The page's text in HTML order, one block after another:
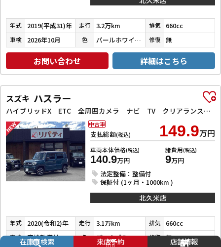
年式 2019(平成31)年 走行 3.2万km 排気 660cc
車検 2026年10月 色 パールホワイトⅢ 修復 無
お問い合わせ 詳細はこちら
スズキ ハスラー
ハイブリッドX ETC 全周囲カメラ ナビ TV クリアランスソナー レーンアシスト 衝突被害軽減システム オートライト スマートキー アイドリングストップ 電動格納ミラー シートヒーター 後席モニター CVT
支払総額(税込) 149.9万円
車両本体価格(税込)
140.9万円
諸費用(税込)
9万円
法定整備：整備付
保証付 (1ヶ月・1000km )
中古車
北久米店
年式 2020(令和2)年 走行 3.1万km 排気 660cc
車検 車検整備付 色 デニムブルーメタリック／ミネラルグレーメタリック 修復 無
在庫車検索 来店予約 店舗情報